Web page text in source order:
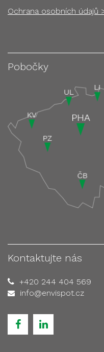
Ochrana osobních údajů
Pobočky
Kontaktujte nás
+420 244 404 569
info@envispot.cz